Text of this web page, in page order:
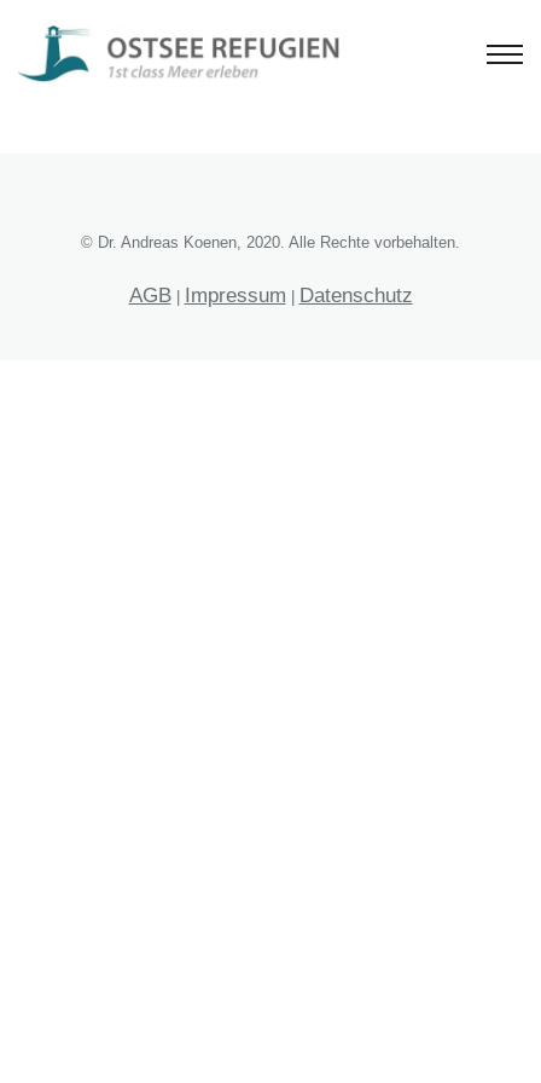
© Dr. Andreas Koenen, 2020. Alle Rechte vorbehalten.
AGB| Impressum Datenschutz